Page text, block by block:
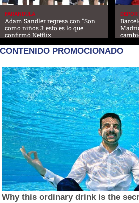
FARANDULA
Adam Sandler regresa con "Son
como niños 3: esto es lo que
confirmó Netflix
CONTENIDO PROMOCIONADO
Why this ordinary drink is the